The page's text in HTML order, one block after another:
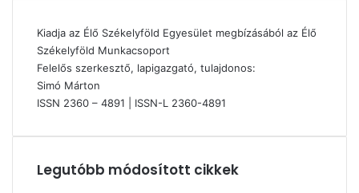
Kiadja az Élő Székelyföld Egyesület megbízásából az Élő
Székelyföld Munkacsoport
Felelős szerkesztő, lapigazgató, tulajdonos:
Simó Márton
ISSN 2360 – 4891 | ISSN-L 2360-4891
Legutóbb módosított cikkek